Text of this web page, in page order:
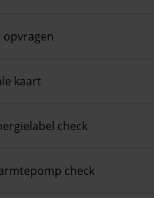
opvragen
kaart
check
check